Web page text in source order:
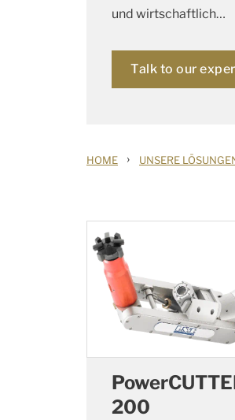
und wirtschaftlich…
Talk to our
HOME › UNSERE
200